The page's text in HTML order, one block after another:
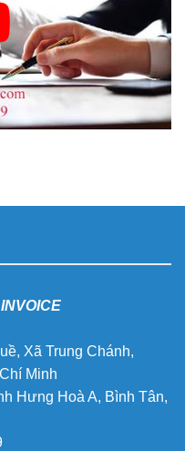
Xã Trung Chánh,
Minh
Hưng Hoà A, Bình Tân,